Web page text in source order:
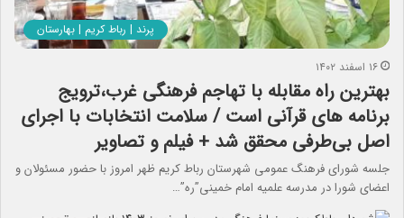
پرند | رباط کریم | بهارستان
۱۶ اسفند ۱۴۰۲
بهترین راه مقابله با تهاجم فرهنگی غرب،ترویج
برنامه های قرآنی است / سلامت انتخابات با اجرای
اصل بی‌طرفی محقق شد + فیلم و تصاویر
جلسه شورای فرهنگ عمومی شهرستان رباط کریم ظهر امروز با حضور مسئولان و
اعضای شورا در مدرسه علمیه امام خمینی”ره”…